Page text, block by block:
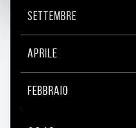
SETTEMBRE
APRILE
FEBBRAIO